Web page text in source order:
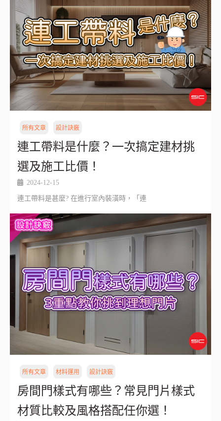
所有文章 設計訣竅
連工帶料是什麼？一次搞定建材挑
選及施工比價！
2024-12-15
連工帶料是甚麼? 在進行室內裝潢時，「連
所有文章 材料運用 設計訣竅
房間門樣式有哪些？常見門片樣式
材質比較及風格搭配任你選！